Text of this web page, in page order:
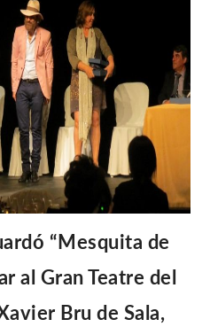
“Mesquita de
al Gran Teatre del
Bru de Sala,